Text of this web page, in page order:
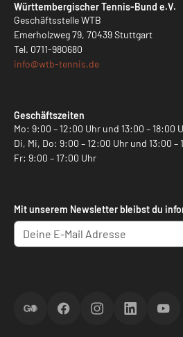
Württembergischer Tennis-Bund e.V.
Geschäftsstelle WTB
Emerholzweg 79, 70439 Stuttgart
Tel. 0711-980680
info@wtb-tennis.de
Geschäftszeiten
Mo: 9:00 – 12:00 Uhr und 13:00 – 18:00
Di, Mi, Do: 9:00 – 12:00 Uhr und 13:00 –
Fr: 9:00 – 17:00 Uhr
Mit unserem Newsletter bleibst du
ScoreGOFacebookInstagramLinkedIn